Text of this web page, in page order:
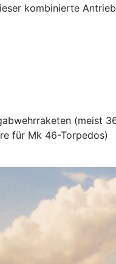
kombinierte
(meist
für Mk 46-Torpedos)